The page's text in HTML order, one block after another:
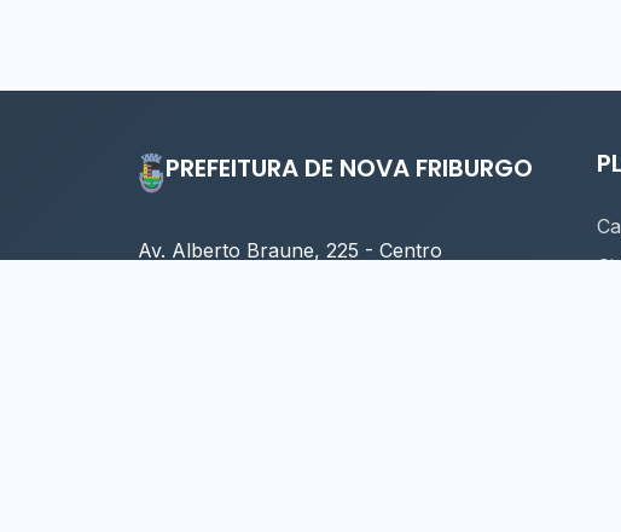
PREFEITURA DE NOVA FRIBURGO
Av. Alberto Braune, 225 - Centro